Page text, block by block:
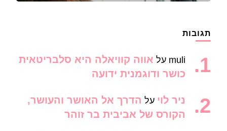
תגובות
muli על אווה קוויאלה היא סלבריטאית
כושר ודוגמנית ידועה
ניר לוי על הדרך אל האושר והעושר,
הקורס של אביבית בר זוהר